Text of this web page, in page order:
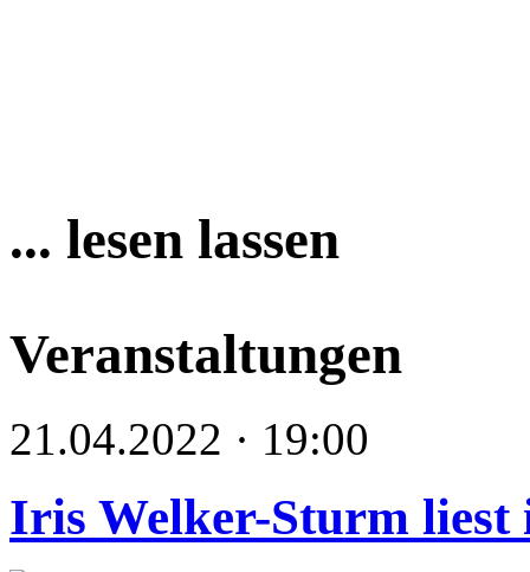
... lesen lassen
Veranstaltungen
21.04.2022 · 19:00
Iris Welker-Sturm liest